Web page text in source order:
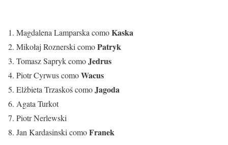
1. Magdalena Lamparska comoKaska
2. Mikołaj Roznerski comoPatryk
3. Tomasz Sapryk comoJedrus
4. Piotr Cyrwus comoWacus
5. Elżbieta Trzaskoś comoJagoda
6. Agata Turkot
7. Piotr Nerlewski
8. Jan Kardasinski comoFranek